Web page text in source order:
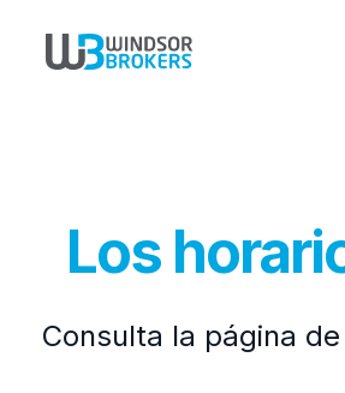
Los
Consulta la página de